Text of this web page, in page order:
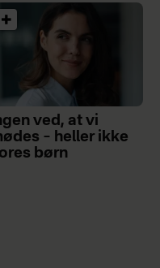
ved, at vi
– heller ikke
børn